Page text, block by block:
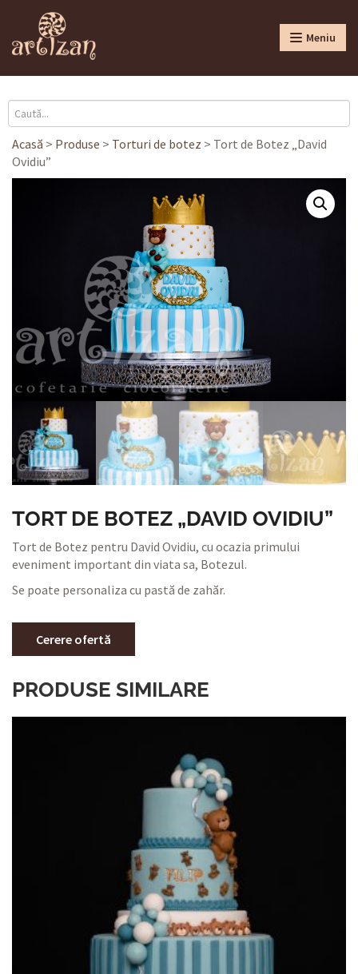
Meniu
Acasă > Produse > Torturi de botez > Tort de Botez „David
Ovidiu”
TORT DE BOTEZ „DAVID OVIDIU”
Tort de Botez pentru David Ovidiu, cu ocazia primului
eveniment important din viata sa, Botezul.
Se poate personaliza cu pastă de zahăr.
Cerere ofertă
PRODUSE SIMILARE